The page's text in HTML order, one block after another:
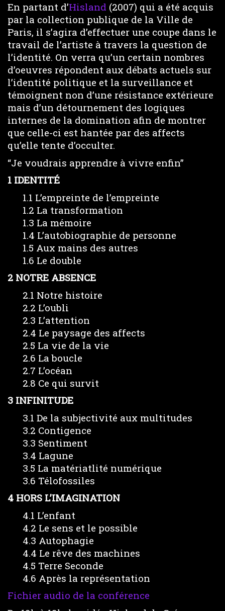
En partant d’Hisland (2007) qui a été acquis
par la collection publique de la Ville de
Paris, il s’agira d’effectuer une coupe dans le
travail de l’artiste à travers la question de
l’identité. On verra qu’un certain nombres
d’oeuvres répondent aux débats actuels sur
l’identité politique et la surveillance et
témoignent non d’une résistance extérieure
mais d’un détournement des logiques
internes de la domination afin de montrer
que celle-ci est hantée par des affects
qu’elle tente d’occulter.
“Je voudrais apprendre à vivre enfin”
1 IDENTITÉ
1.1 L’empreinte de l’empreinte
1.2 La transformation
1.3 La mémoire
1.4 L’autobiographie de personne
1.5 Aux mains des autres
1.6 Le double
2 NOTRE ABSENCE
2.1 Notre histoire
2.2 L’oubli
2.3 L’attention
2.4 Le paysage des affects
2.5 La vie de la vie
2.6 La boucle
2.7 L’océan
2.8 Ce qui survit
3 INFINITUDE
3.1 De la subjectivité aux multitudes
3.2 Contigence
3.3 Sentiment
3.4 Lagune
3.5 La matériatlité numérique
3.6 Télofossiles
4 HORS L’IMAGINATION
4.1 L’enfant
4.2 Le sens et le possible
4.3 Autophagie
4.4 Le rêve des machines
4.5 Terre Seconde
4.6 Après la représentation
Fichier audio de la conférence